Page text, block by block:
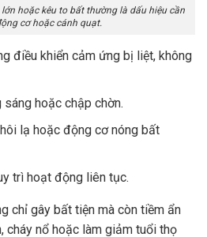
hoặc kêu to bất thường là dấu hiệu cần
cơ hoặc cánh quạt.
điều khiển cảm ứng bị liệt, không
hoặc chập chờn.
lạ hoặc động cơ nóng bất
trì hoạt động liên tục.
chỉ gây bất tiện mà còn tiềm ẩn
cháy nổ hoặc làm giảm tuổi thọ